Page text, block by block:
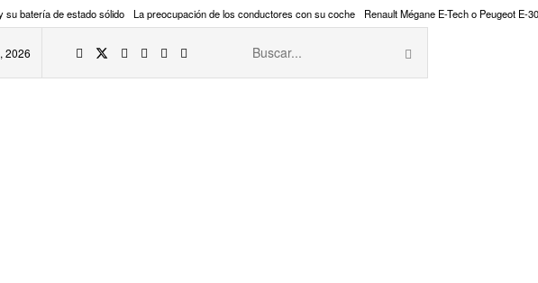
su batería de estado sólido La preocupación de los conductores con su coche Renault Mégane E-Tech o Peugeot E-
2026